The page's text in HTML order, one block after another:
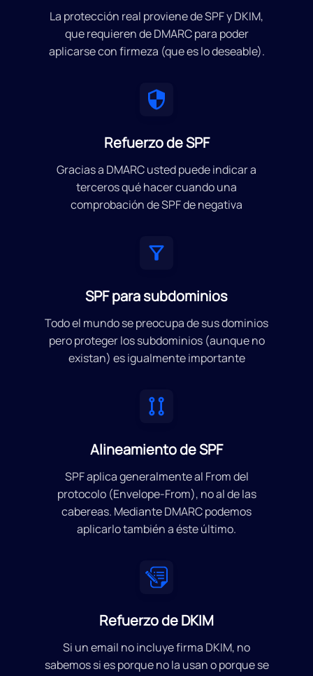
La protección real proviene de SPF y DKIM,
que requieren de DMARC para poder
aplicarse con firmeza (que es lo deseable).
Refuerzo de SPF
Gracias a DMARC usted puede indicar a
terceros qué hacer cuando una
comprobación de SPF de negativa
SPF para subdominios
Todo el mundo se preocupa de sus dominios
pero proteger los subdominios (aunque no
existan) es igualmente importante
Alineamiento de SPF
SPF aplica generalmente al From del
protocolo (Envelope-From), no al de las
cabereas. Mediante DMARC podemos
aplicarlo también a éste último.
Refuerzo de DKIM
Si un email no incluye firma DKIM, no
sabemos si es porque no la usan o porque se